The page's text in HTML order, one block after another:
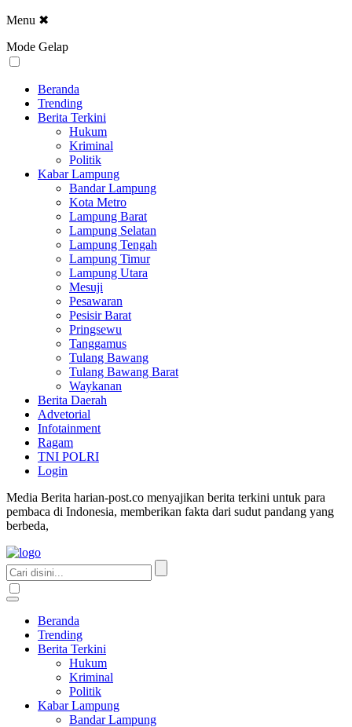
Menu ✖
Mode Gelap
Beranda
Trending
Berita Terkini
Hukum
Kriminal
Politik
Kabar Lampung
Bandar Lampung
Kota Metro
Lampung Barat
Lampung Selatan
Lampung Tengah
Lampung Timur
Lampung Utara
Mesuji
Pesawaran
Pesisir Barat
Pringsewu
Tanggamus
Tulang Bawang
Tulang Bawang Barat
Waykanan
Berita Daerah
Advetorial
Infotainment
Ragam
TNI POLRI
Login
Media Berita harian-post.co menyajikan berita terkini untuk para
pembaca di Indonesia, memberikan fakta dari sudut pandang yang
berbeda,
Beranda
Trending
Berita Terkini
Hukum
Kriminal
Politik
Kabar Lampung
Bandar Lampung